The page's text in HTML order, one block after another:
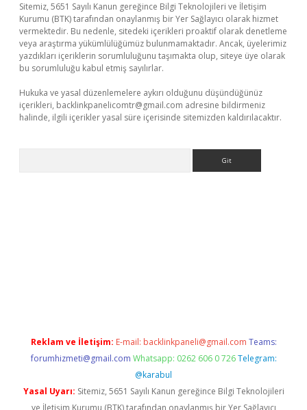
Sitemiz, 5651 Sayılı Kanun gereğince Bilgi Teknolojileri ve İletişim
Kurumu (BTK) tarafından onaylanmış bir Yer Sağlayıcı olarak hizmet
vermektedir. Bu nedenle, sitedeki içerikleri proaktif olarak denetleme
veya araştırma yükümlülüğümüz bulunmamaktadır. Ancak, üyelerimiz
yazdıkları içeriklerin sorumluluğunu taşımakta olup, siteye üye olarak
bu sorumluluğu kabul etmiş sayılırlar.
Hukuka ve yasal düzenlemelere aykırı olduğunu düşündüğünüz
içerikleri, backlinkpanelicomtr@gmail.com adresine bildirmeniz
halinde, ilgili içerikler yasal süre içerisinde sitemizden kaldırılacaktır.
Reklam ve İletişim: E-mail: backlinkpaneli@gmail.com Teams:
forumhizmeti@gmail.com Whatsapp: 0262 606 0 726 Telegram:
@karabul
Yasal Uyarı: Sitemiz, 5651 Sayılı Kanun gereğince Bilgi Teknolojileri
ve İletişim Kurumu (BTK) tarafından onaylanmış bir Yer Sağlayıcı